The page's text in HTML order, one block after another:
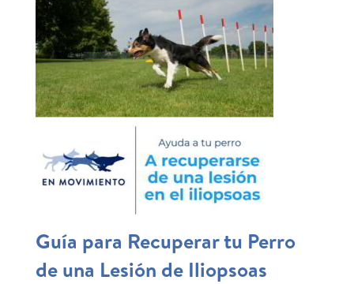
17,00€.7,00€.
Guía para Recuperar tu Perro
de una Lesión de Iliopsoas